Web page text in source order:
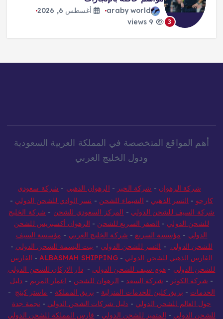
محمد صلاح
araby world
أهم المواقع المتخصصة في المملكة العربية السعودية
شركة الرهوان شركة الخير- الرهوان الذهبي-
شركة سعودي
كارجو -النسر الذهبي -الشيماء للشحن-نسر الوادي للشحن الدولي-
شركة السيف للشحن الدولي -المركز السعودي للشحن-شركة الخليج
للشحن الدولي-الصقر السريع للشحن- الرهوان أكسبريس للشحن
الدولي- مؤسسة السريع-شركة الخليج العربي -مؤسسة السيف
للشحن الدولي
-النسر للشحن الدولي-بيت البسمة للشحن الدولي-
الفارس الذهبي للشحن الدولي-
ALBASMAH SHIPPING
-الفارس
للشحن الدولي-هوم سيف للشحن الدولي-دار الاركان للشحن الدولي
-شركة الكوثر -شركة السعد-الرهوان للشحن-اعمار المريم -دليل
الخدمات-بريق كلين للخدمات المنزلية-بريق المملكة- ماستر كينج-
حول العالم للشحن الدولي-دليل شركات الشحن الدولي -نجمة جدة